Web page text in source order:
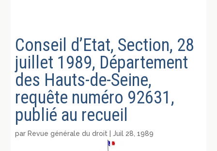
Conseil d’Etat, Section, 28
juillet 1989, Département
des Hauts-de-Seine,
requête numéro 92631,
publié au recueil
par Revue générale du droit |Juil 28, 1989